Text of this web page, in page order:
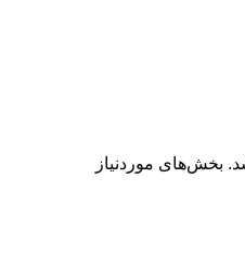
بخش‌های موردنیاز